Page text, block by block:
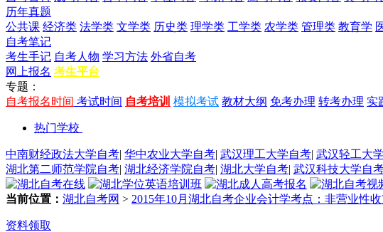
历年真题
公共课 经济类 法学类 文学类 历史类 理学类 工学类 农学类 管理类 教育学
自考笔记
考生手记 自考人物 学习方法 外省自考
网上报名 考生平台
专题：
自考报名时间 考试时间 自考培训 模拟考试 教材大纲 免考办理 转考办理 实
热门学校
中南财经政法大学自考| 华中农业大学自考| 武汉理工大学自考| 武汉轻工大
湖北第二师范学院自考| 湖北经济学院自考| 湖北大学自考| 武汉科技大学自
当前位置： 湖北自考网 > 2015年10月湖北自考企业会计学考点：非营业性
资料领取